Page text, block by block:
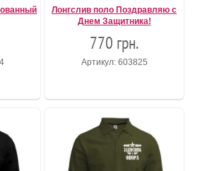
Лонгслив поло Поздравляю с
Днем Защитника!
770 грн.
Артикул: 603825